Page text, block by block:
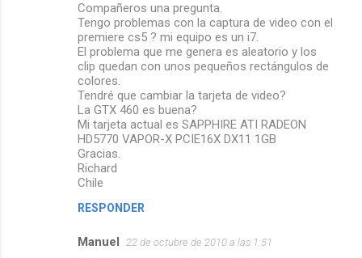
Compañeros una pregunta.
Tengo problemas con la captura de video con el
premiere cs5 ? mi equipo es un i7.
El problema que me genera es aleatorio y los
clip quedan con unos pequeños rectángulos de
colores.
Tendré que cambiar la tarjeta de video?
La GTX 460 es buena?
Mi tarjeta actual es SAPPHIRE ATI RADEON
HD5770 VAPOR-X PCIE16X DX11 1GB
Gracias.
Richard
Chile
RESPONDER
Manuel 22 de octubre de 2010 a las 1:51